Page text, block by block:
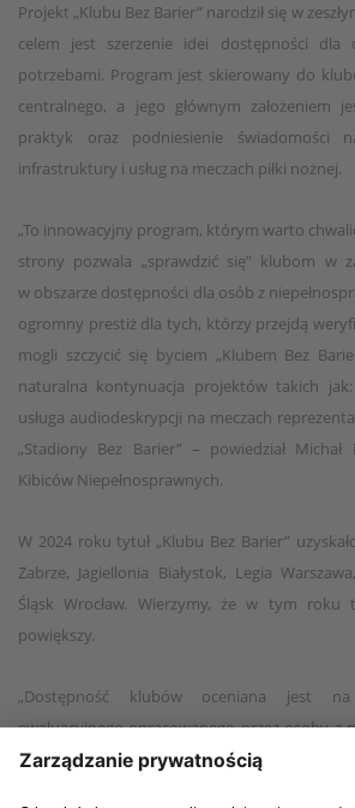
Projekt „Klubu Bez Barier” narodził się w
celem jest szerzenie idei dostępności dla
potrzebami. Program jest skierowany do
centralnego, a jego głównym założeniem
praktyk oraz podniesienie świadomości
infrastruktury i usług na meczach piłki nożnej.
„To innowacyjny program, którym warto
strony pozwala „sprawdzić się” klubom w
w obszarze dostępności dla osób z
ogromny prestiż dla tych, którzy przejdą
mogli szczycić się byciem „Klubem Bez
naturalna kontynuacja projektów takich jak:
usługa audiodeskrypcji na meczach
„Stadiony Bez Barier” – powiedział Michał
Kibiców Niepełnosprawnych.
W 2024 roku tytuł „Klubu Bez Barier”
Zabrze, Jagiellonia Białystok, Legia
Śląsk Wrocław. Wierzymy, że w tym roku
powiększy.
„Dostępność klubów oceniana jest
ewaluacyjnego opracowanego przez osoby z
Pytamy w nim o kwestie związane z